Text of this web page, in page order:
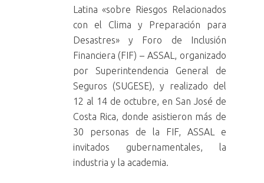
Latina «sobre Riesgos Relacionados
con el Clima y Preparación para
Desastres» y Foro de Inclusión
Financiera (FIF) – ASSAL, organizado
por Superintendencia General de
Seguros (SUGESE), y realizado del
12 al 14 de octubre, en San José de
Costa Rica, donde asistieron más de
30 personas de la FIF, ASSAL e
invitados gubernamentales, la
industria y la academia.